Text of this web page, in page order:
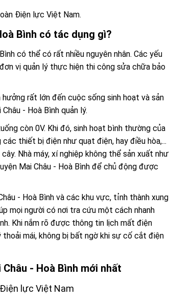
Điện lực Việt Nam.
Bình có tác dụng gì?
có thể có rất nhiều nguyên nhân. Các yếu
vị quản lý thực hiện thi công sửa chữa bảo
rất lớn đến cuộc sống sinh hoạt và sản
- Hoà Bình quản lý.
còn 0V. Khi đó, sinh hoạt bình thường của
thiết bị điện như quạt điện, hay điều hòa,...
Nhà máy, xí nghiệp không thể sản xuất như
Mai Châu - Hoà Bình để chủ động được
- Hoà Bình và các khu vực, tỉnh thành xung
mọi người có nơi tra cứu một cách nhanh
Khi nắm rõ được thông tin lịch mất điện
thoải mái, không bị bất ngờ khi sự cố cắt điện
- Hoà Bình mới nhất
lực Việt Nam